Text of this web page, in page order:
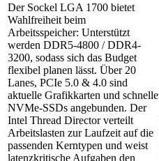
Der Sockel LGA 1700 bietet
Wahlfreiheit beim
Arbeitsspeicher: Unterstützt
werden DDR5-4800 / DDR4-
3200, sodass sich das Budget
flexibel planen lässt. Über 20
Lanes, PCIe 5.0 & 4.0 sind
aktuelle Grafikkarten und schnelle
NVMe-SSDs angebunden. Der
Intel Thread Director verteilt
Arbeitslasten zur Laufzeit auf die
passenden Kerntypen und weist
latenzkritische Aufgaben den